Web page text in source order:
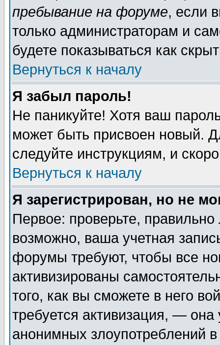
пребывание на форуме, если
только администраторам и
будете показываться как
Вернуться к началу
Я забыл пароль!
Не паникуйте! Хотя ваш
может быть присвоен новый.
следуйте инструкциям, и
Вернуться к началу
Я зарегистрирован, но не
Первое: проверьте,
возможно, ваша учетная
форумы требуют, чтобы все
активизированы
того, как вы сможете в него
требуется активизация, —
анонимных злоупотреблений